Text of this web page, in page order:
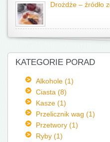
Drożdże – źródło
KATEGORIE PORAD
Alkohole (1)
Ciasta (8)
Kasze (1)
Przelicznik wag (1)
Przetwory (1)
Ryby (1)